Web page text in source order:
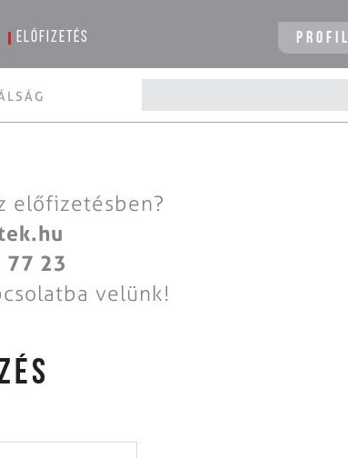
Előfizetés Profil
előfizetésben?
77 23
velünk!